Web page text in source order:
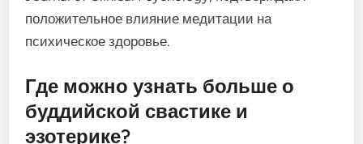
положительное влияние медитации на
психическое здоровье.
Где можно узнать больше о
буддийской свастике и
эзотерике?